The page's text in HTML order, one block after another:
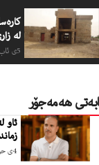
له‌
5ی ئاب 2026
هەمەجۆر
ئاو
4ی حوزه‌یران 2026